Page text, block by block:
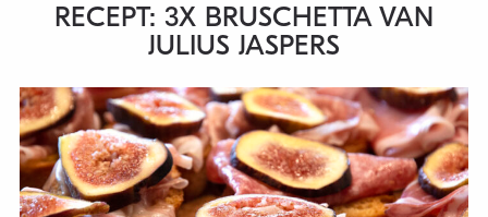
RECEPT: 3X BRUSCHETTA VAN
JULIUS JASPERS